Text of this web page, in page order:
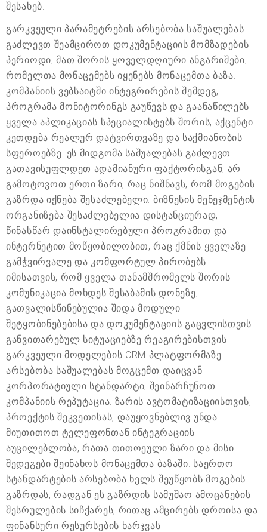
შესახებ.
გარკვეული პარამეტრების არსებობა საშუალებას
გაძლევთ შეამციროთ დოკუმენტაციის მომზადების
პერიოდი, მათ შორის ყოველდღიური ანგარიშები,
რომელთა მონაცემებს იყენებს მონაცემთა ბაზა.
კომპანიის ვებსაიტში ინტეგრირების შემდეგ,
პროგრამა მონიტორინგს გაუწევს და გაანაწილებს
ყველა აპლიკაციას სპეციალისტებს შორის, აქცენტი
კეთდება რეალურ დატვირთვაზე და საქმიანობის
სფეროებზე. ეს მიდგომა საშუალებას გაძლევთ
გათავისუფლდეთ ადამიანური ფაქტორისგან, არ
გამოტოვოთ ერთი ზარი, რაც ნიშნავს, რომ მოგების
გაზრდა იქნება შესაძლებელი. ბიზნესის მენეჯმენტის
ორგანიზება შესაძლებელია დისტანციურად,
წინასწარ დაინსტალირებული პროგრამით და
ინტერნეტით მოწყობილობით, რაც ქმნის ყველაზე
გამჭვირვალე და კომფორტულ პირობებს.
იმისათვის, რომ ყველა თანამშრომელს შორის
კომუნიკაცია მოხდეს შესაბამის დონეზე,
გათვალისწინებულია შიდა მოდული
შეტყობინებებისა და დოკუმენტაციის გაცვლისთვის.
განვითარებულ სიტუაციებზე რეაგირებისთვის
გარკვეული მოდელების CRM პლატფორმაზე
არსებობა საშუალებას მოგცემთ დაიცვან
კორპორატიული სტანდარტი, შეინარჩუნოთ
კომპანიის რეპუტაცია. ზარის ავტომატიზაციისთვის,
პროექტის შეკვეთისას, დაუყოვნებლივ უნდა
მიუთითოთ ტელეფონთან ინტეგრაციის
აუცილებლობა, რათა თითოეული ზარი და მისი
შედეგები შეინახოს მონაცემთა ბაზაში. საერთო
სტანდარტების არსებობა ხელს შეუწყობს მოგების
გაზრდას, რადგან ეს გაზრდის სამუშაო ამოცანების
შესრულების სიჩქარეს, რითაც ამცირებს დროისა და
ფინანსური რესურსების ხარჯვას.